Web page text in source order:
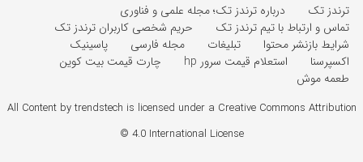
ترندز تک
درباره ترندز تک؛ مجله علمی و فناوری
تماس و ارتباط با تیم ترندز تک
حریم شخصی کاربران ترندز تک
شرایط بازنشر محتوا
تبلیغات مجله فارسی
پاسینیک
اکسپرسنا
استعلام قیمت سرور hp
چارت قیمت بیت کوین
طعمه موش
All Content by trendstech is licensed under a Creative Commons Attribution
4.0 International License ©️